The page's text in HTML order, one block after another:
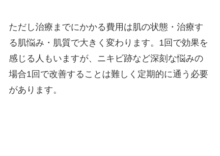
ただし治療までにかかる費用は肌の状態・治療す
る肌悩み・肌質で大きく変わります。1回で効果を
感じる人もいますが、ニキビ跡など深刻な悩みの
場合1回で改善することは難しく定期的に通う必要
があります。